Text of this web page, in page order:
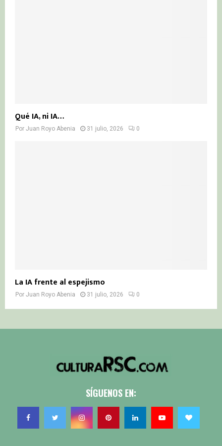
Qué IA, ni IA…
Por Juan Royo Abenia 31 julio, 2026 0
La IA frente al espejismo
Por Juan Royo Abenia 31 julio, 2026 0
SÍGUENOS EN: